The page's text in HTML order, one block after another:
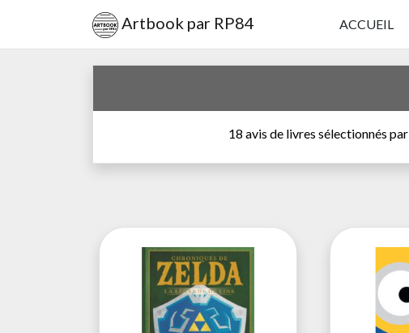
Artbook par RP84 ACCUEIL
18 avis de livres sélectionnés par